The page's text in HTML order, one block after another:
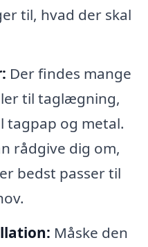
til, hvad der skal
Der findes mange
til taglægning,
tagpap og metal.
rådgive dig om,
bedst passer til
Måske den